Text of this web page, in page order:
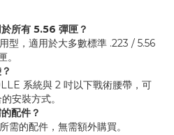
所有 5.56 彈匣？
型，適用於大多數標準 .223 / 5.56
系統與 2 吋以下戰術腰帶，可
安裝方式。
配件？
需的配件，無需額外購買。